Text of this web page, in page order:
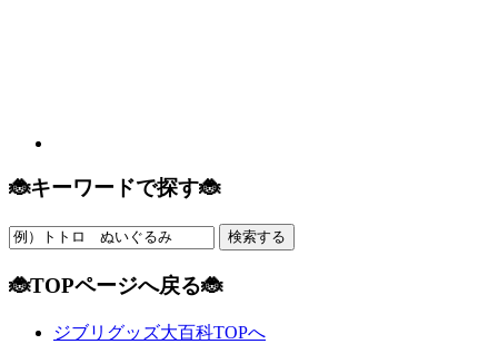
🐞キーワードで探す🐞
🐞TOPページへ戻る🐞
ジブリグッズ大百科TOPへ